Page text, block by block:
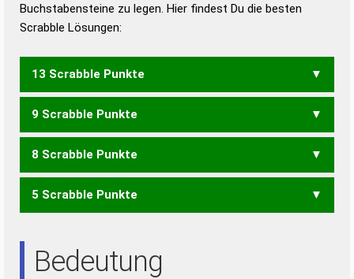
Duden – Deutsches
Buchstabensteine zu legen. Hier findest Du die besten
Scrabble Lösungen:
13 Scrabble Punkte
JVA
9 Scrabble Punkte
JOE OJE
8 Scrabble Punkte
AVE EVA
5 Scrabble Punkte
Bedeutung